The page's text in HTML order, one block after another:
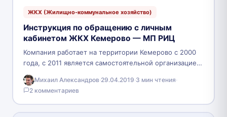
ЖКХ (Жилищно-коммунальное хозяйство)
Инструкция по обращению с личным
кабинетом ЖКХ Кемерово — МП РИЦ
Компания работает на территории Кемерово с 2000
года, с 2011 является самостоятельной организацией.
Альтернативное название – МП «РИЦ». МП не
является поставщиком…
Михаил Александров·29.04.2019·3 мин чтения·
2 комментариев